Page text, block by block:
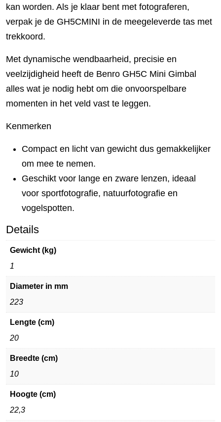
kan worden. Als je klaar bent met fotograferen,
verpak je de GH5CMINI in de meegeleverde tas met
trekkoord.
Met dynamische wendbaarheid, precisie en
veelzijdigheid heeft de Benro GH5C Mini Gimbal
alles wat je nodig hebt om die onvoorspelbare
momenten in het veld vast te leggen.
Kenmerken
Compact en licht van gewicht dus gemakkelijker
om mee te nemen.
Geschikt voor lange en zware lenzen, ideaal
voor sportfotografie, natuurfotografie en
vogelspotten.
Details
Gewicht (kg)
1
Diameter in mm
223
Lengte (cm)
20
Breedte (cm)
10
Hoogte (cm)
22,3